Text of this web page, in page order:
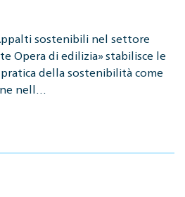
sostenibili nel settore
Opera di edilizia» stabilisce le
della sostenibilità come
nell…